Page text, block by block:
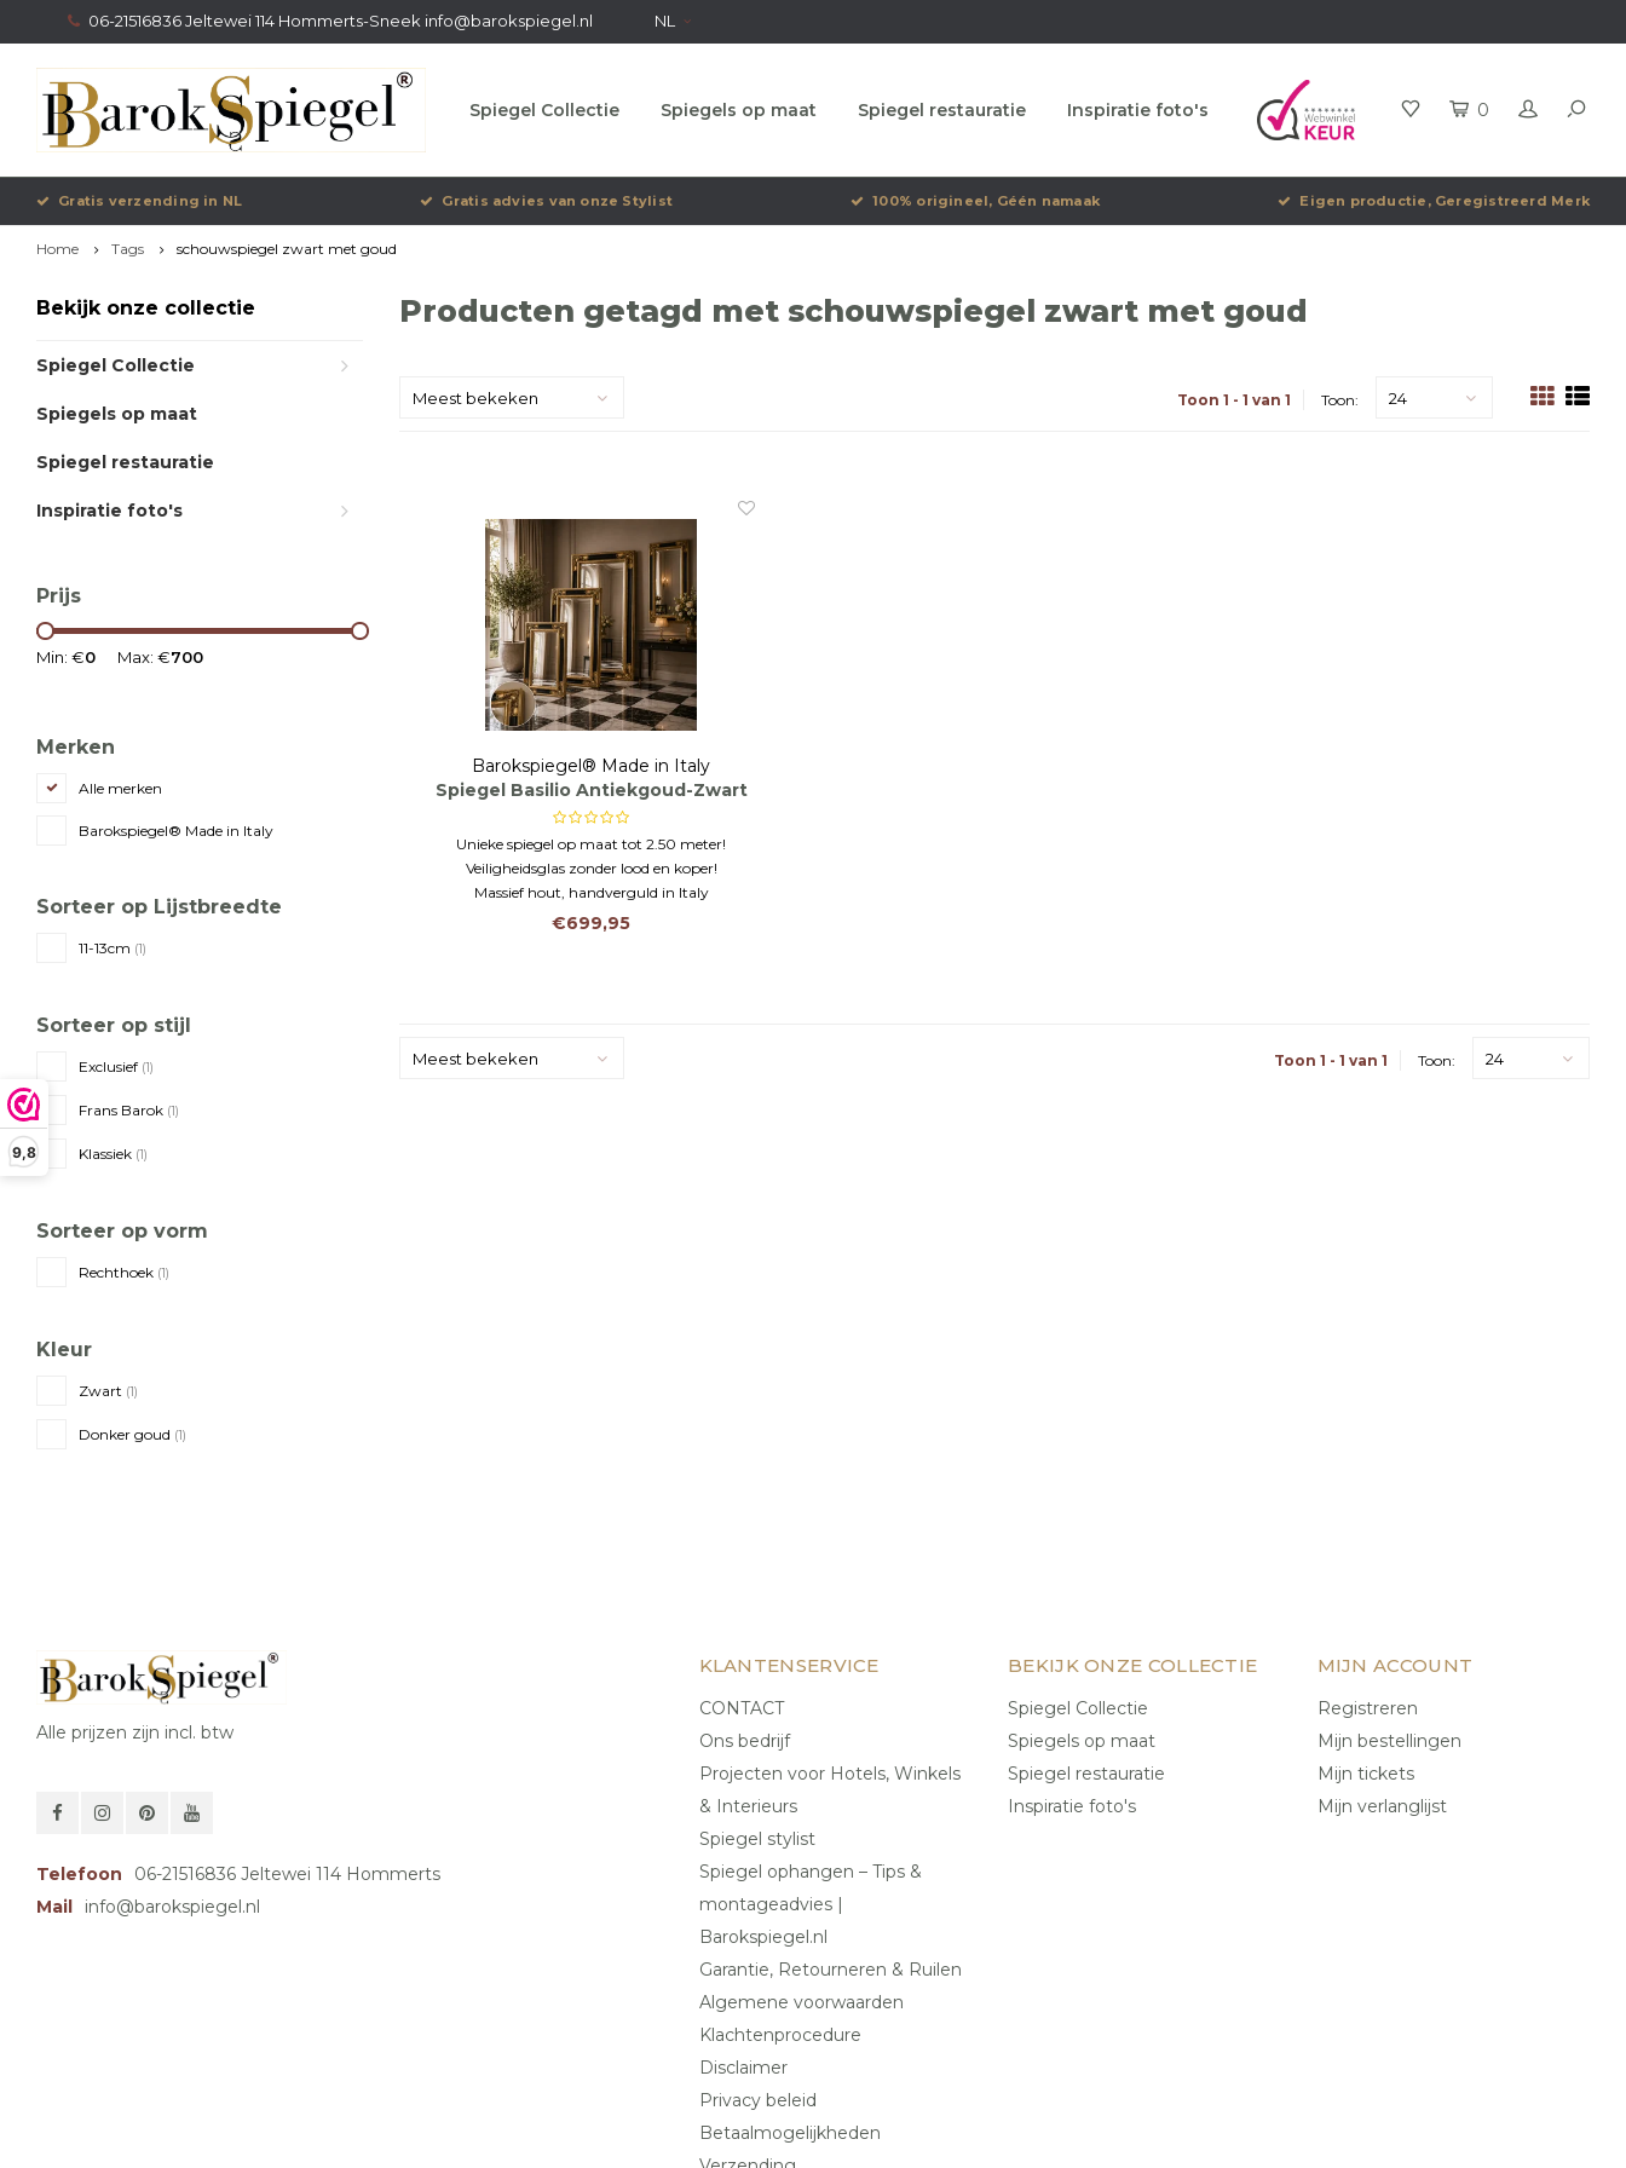
9,8
06-21516836 Jeltewei 114 Hommerts-Sneek info@barokspiegel.nl NL
Spiegel Collectie Spiegels op maat Spiegel restauratie Inspiratie foto's 0
Gratis verzending in NL Gratis advies van onze Stylist 100% origineel, Géén namaak Eigen productie, Geregistreerd Merk
Home Tags schouwspiegel zwart met goud
Bekijk onze collectie
Spiegel Collectie
Spiegels op maat
Spiegel restauratie
Inspiratie foto's
Prijs
Min: €0 Max: €700
Merken
Alle merken
Barokspiegel® Made in Italy
Sorteer op Lijstbreedte
11-13cm (1)
Sorteer op stijl
Exclusief (1)
Frans Barok (1)
Klassiek (1)
Sorteer op vorm
Rechthoek (1)
Kleur
Zwart (1)
Donker goud (1)
Producten getagd met schouwspiegel zwart met goud
Meest bekeken Toon 1 - 1 van 1 Toon: 24
Barokspiegel® Made in Italy
Spiegel Basilio Antiekgoud-Zwart
Unieke spiegel op maat tot 2.50 meter!
Veiligheidsglas zonder lood en koper!
Massief hout, handverguld in Italy
€699,95
Meest bekeken Toon 1 - 1 van 1 Toon: 24
Alle prijzen zijn incl. btw
Telefoon
06-21516836 Jeltewei 114 Hommerts
Mail
info@barokspiegel.nl
KLANTENSERVICE
CONTACT
Ons bedrijf
Projecten voor Hotels, Winkels
& Interieurs
Spiegel stylist
Spiegel ophangen – Tips &
montageadvies |
Barokspiegel.nl
Garantie, Retourneren & Ruilen
Algemene voorwaarden
Klachtenprocedure
Disclaimer
Privacy beleid
Betaalmogelijkheden
BEKIJK ONZE COLLECTIE
Spiegel Collectie
Spiegels op maat
Spiegel restauratie
Inspiratie foto's
MIJN ACCOUNT
Registreren
Mijn bestellingen
Mijn tickets
Mijn verlanglijst